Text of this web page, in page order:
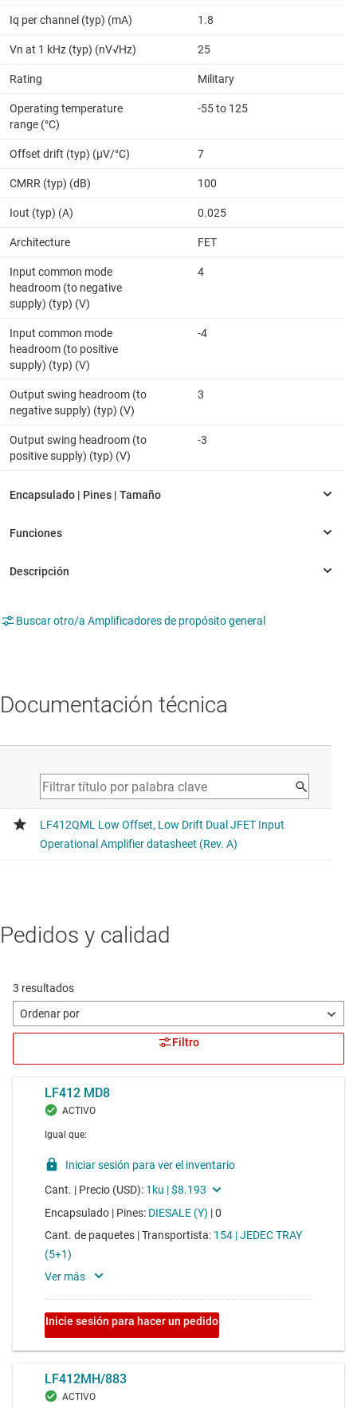
Iq per channel (typ) (mA) 1.8
Vn at 1 kHz (typ) (nV√Hz) 25
Rating Military
Operating temperature
range (°C)
-55 to 125
Offset drift (typ) (µV/°C) 7
CMRR (typ) (dB) 100
Iout (typ) (A) 0.025
Architecture FET
Input common mode
headroom (to negative
supply) (typ) (V)
4
Input common mode
headroom (to positive
supply) (typ) (V)
-4
Output swing headroom (to
negative supply) (typ) (V)
3
Output swing headroom (to
positive supply) (typ) (V)
-3
Buscar otro/a Amplificadores de propósito general
Documentación técnica
Pedidos y calidad